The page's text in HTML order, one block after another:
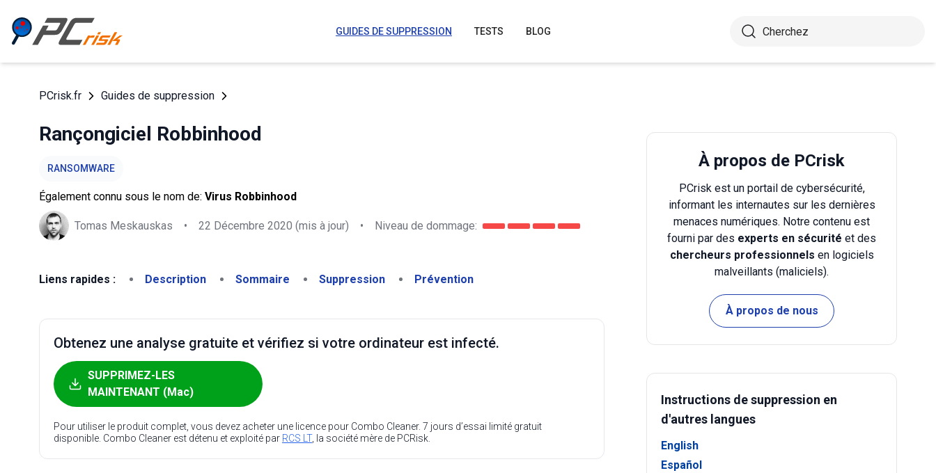
GUIDES DE SUPPRESSION TESTS BLOG
PCrisk.fr Guides de suppression
Rançongiciel Robbinhood
RANSOMWARE
Également connu sous le nom de: Virus Robbinhood
Tomas Meskauskas • 22 Décembre 2020 (mis à jour) • Niveau de dommage:
Liens rapides : Description Sommaire Suppression Prévention
Obtenez une analyse gratuite et vérifiez si votre ordinateur est infecté.
SUPPRIMEZ-LES
MAINTENANT (Mac)
Pour utiliser le produit complet, vous devez acheter une licence pour Combo Cleaner. 7 jours d’essai limité gratuit
disponible. Combo Cleaner est détenu et exploité par RCS LT, la société mère de PCRisk.
À propos de PCrisk
PCrisk est un portail de cybersécurité,
informant les internautes sur les dernières
menaces numériques. Notre contenu est
fourni par des experts en sécurité et des
chercheurs professionnels en logiciels
malveillants (maliciels).
À propos de nous
Instructions de suppression en
d'autres langues
English
Español